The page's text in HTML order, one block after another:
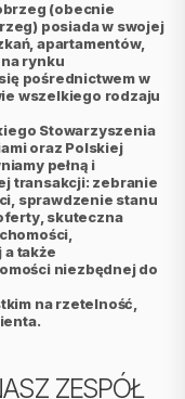
(obecnie
posiada w swojej
apartamentów,
rynku
pośrednictwem w
wszelkiego rodzaju
Stowarzyszenia
oraz Polskiej
pełną i
transakcji: zebranie
sprawdzenie stanu
skuteczna
także
niezbędnej do
na rzetelność,
ZESPÓŁ